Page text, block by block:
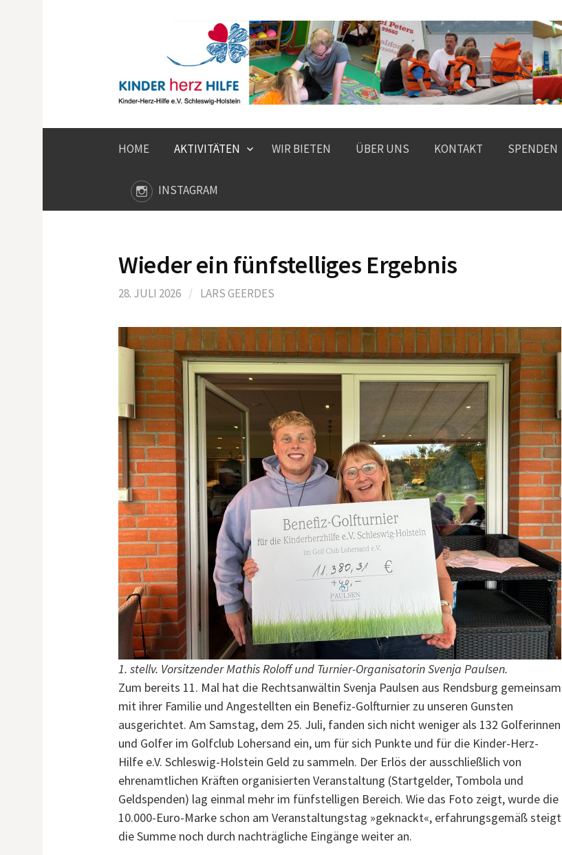
HOME AKTIVITÄTEN WIR BIETEN ÜBER UNS KONTAKT SPENDEN
INSTAGRAM
Wieder ein fünfstelliges Ergebnis
28. JULI 2026 / LARS GEERDES
1. stellv. Vorsitzender Mathis Roloff und Turnier-Organisatorin Svenja Paulsen.
Zum bereits 11. Mal hat die Rechtsanwältin Svenja Paulsen aus Rendsburg gemeinsam
mit ihrer Familie und Angestellten ein Benefiz-Golfturnier zu unseren Gunsten
ausgerichtet. Am Samstag, dem 25. Juli, fanden sich nicht weniger als 132 Golferinnen
und Golfer im Golfclub Lohersand ein, um für sich Punkte und für die Kinder-Herz-
Hilfe e.V. Schleswig-Holstein Geld zu sammeln. Der Erlös der ausschließlich von
ehrenamtlichen Kräften organisierten Veranstaltung (Startgelder, Tombola und
Geldspenden) lag einmal mehr im fünfstelligen Bereich. Wie das Foto zeigt, wurde die
10.000-Euro-Marke schon am Veranstaltungstag »geknackt«, erfahrungsgemäß steigt
die Summe noch durch nachträgliche Eingänge weiter an.